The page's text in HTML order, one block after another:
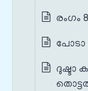
രംഗം
പോടാ
ദുഷ്ടാ